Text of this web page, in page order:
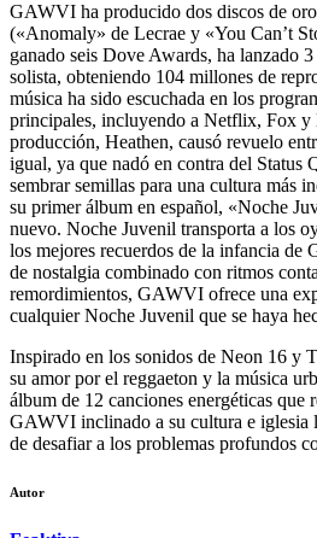
GAWVI ha producido dos discos de
(«Anomaly» de Lecrae y «You Can’t
ganado seis Dove Awards, ha lanzado
solista, obteniendo 104 millones de
música ha sido escuchada en los
principales, incluyendo a Netflix, Fox y
producción, Heathen, causó revuelo
igual, ya que nadó en contra del Status
sembrar semillas para una cultura más
su primer álbum en español, «Noche
nuevo. Noche Juvenil transporta a los
los mejores recuerdos de la infancia
de nostalgia combinado con ritmos
remordimientos, GAWVI ofrece una
cualquier Noche Juvenil que se haya
Inspirado en los sonidos de Neon 16 y
su amor por el reggaeton y la música
álbum de 12 canciones energéticas que
GAWVI inclinado a su cultura e iglesia
de desafiar a los problemas profundos
Autor